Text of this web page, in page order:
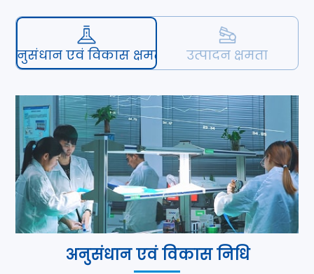
अनुसंधान एवं विकास क्षमता उत्पादन क्षमता
अनुसंधान एवं विकास निधि